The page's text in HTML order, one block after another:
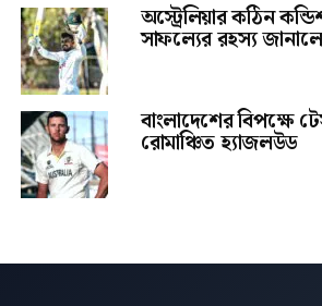
অস্ট্রেলিয়ার কঠিন
সাফল্যের রহস্য
বাংলাদেশের বিপক্ষে
রোমাঞ্চিত হ্যাজলউড